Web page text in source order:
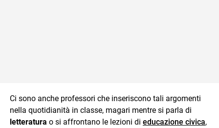
Ci sono anche professori che inseriscono tali argomenti
nella quotidianità in classe, magari mentre si parla di
letteratura o si affrontano le lezioni di educazione civica,